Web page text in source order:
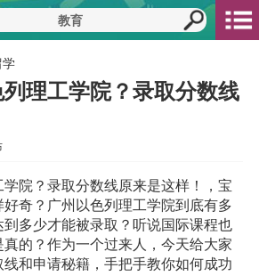
学
理工学院？录取分数线
院？录取分数线原来是这样！，宝
奇？广州以色列理工学院到底有多
到多少才能被录取？听说国际课程也
的？作为一个过来人，今天给大家
和申请秘籍，手把手教你如何成功